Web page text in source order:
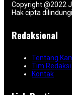
Copyright @2022
Hak cipta
Redaksional
Tentang
Tim Redaksi
Kontak